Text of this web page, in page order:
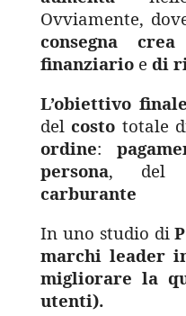
Ovviamente,
consegna
crea
finanziarioe di
L’obiettivo
del costo totale
ordine:
persona, del
carburante
In uno studio di
marchi leader
migliorare la
utenti).